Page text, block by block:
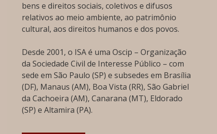
bens e direitos sociais, coletivos e difusos
relativos ao meio ambiente, ao patrimônio
cultural, aos direitos humanos e dos povos.
Desde 2001, o ISA é uma Oscip – Organização
da Sociedade Civil de Interesse Público – com
sede em São Paulo (SP) e subsedes em Brasília
(DF), Manaus (AM), Boa Vista (RR), São Gabriel
da Cachoeira (AM), Canarana (MT), Eldorado
(SP) e Altamira (PA).